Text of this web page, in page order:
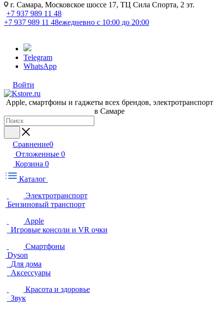
г. Самара, Московское шоссе 17, ТЦ Сила Спорта, 2 эт.
+7 937 989 11 48
+7 937 989 11 48ежедневно с 10:00 до 20:00
Telegram
WhatsApp
Войти
Apple, cмартфоны и гаджеты всех брендов, электротранспорт
в Самаре
Сравнение0
Отложенные 0
Корзина 0
Каталог
Электротранспорт
Бензиновый транспорт
Apple
Игровые консоли и VR очки
Смартфоны
Dyson
Для дома
Аксессуары
Красота и здоровье
Звук